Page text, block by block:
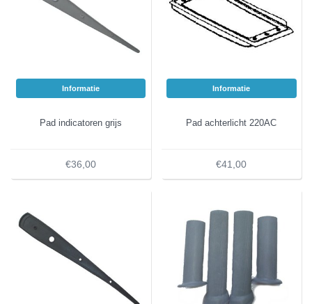
Informatie
Pad indicatoren grijs
€36,00
Informatie
Pad achterlicht 220AC
€41,00